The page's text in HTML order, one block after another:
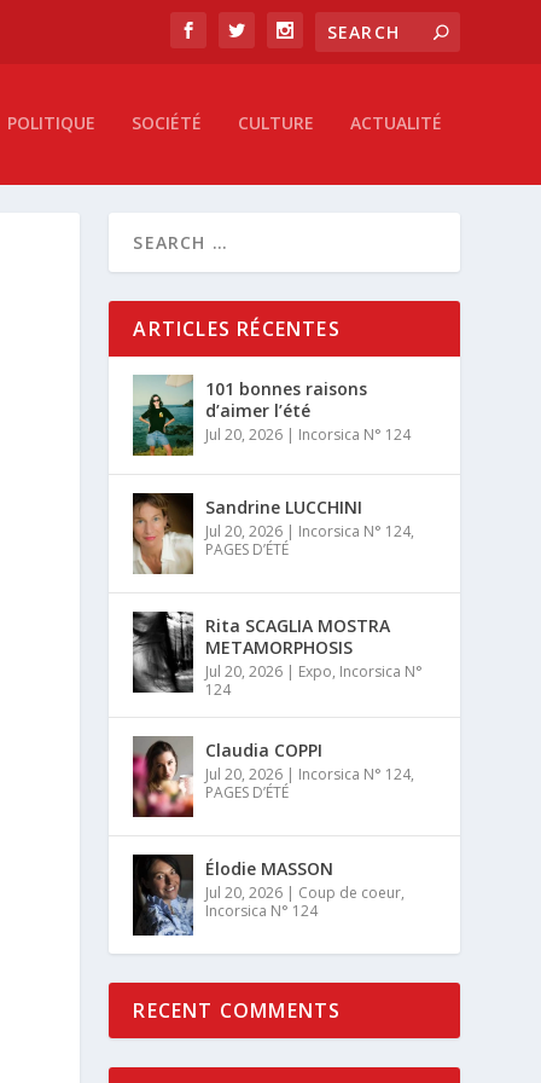
POLITIQUE SOCIÉTÉ CULTURE ACTUALITÉ
ARTICLES RÉCENTES
101 bonnes raisons
d’aimer l’été
Jul 20, 2026 | Incorsica N° 124
Sandrine LUCCHINI
Jul 20, 2026 | Incorsica N° 124,
PAGES D’ÉTÉ
Rita SCAGLIA MOSTRA
METAMORPHOSIS
Jul 20, 2026 | Expo, Incorsica N°
124
Claudia COPPI
Jul 20, 2026 | Incorsica N° 124,
PAGES D’ÉTÉ
Élodie MASSON
Jul 20, 2026 | Coup de coeur,
Incorsica N° 124
RECENT COMMENTS